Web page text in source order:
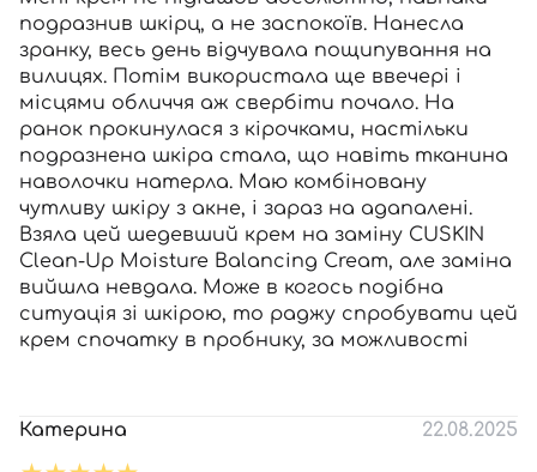
подразнив шкірц, а не заспокоїв. Нанесла
зранку, весь день відчувала пощипування на
вилицях. Потім використала ще ввечері і
місцями обличчя аж свербіти почало. На
ранок прокинулася з кірочками, настільки
подразнена шкіра стала, що навіть тканина
наволочки натерла. Маю комбіновану
чутливу шкіру з акне, і зараз на адапалені.
Взяла цей шедевший крем на заміну CUSKIN
Clean-Up Moisture Balancing Cream, але заміна
вийшла невдала. Може в когось подібна
ситуація зі шкірою, то раджу спробувати цей
крем спочатку в пробнику, за можливості
Катерина 22.08.2025